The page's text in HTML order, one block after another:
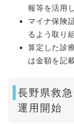
報等を活用
マイナ保険
るよう取り
算定した診
は金額を記
長野県救
運用開始